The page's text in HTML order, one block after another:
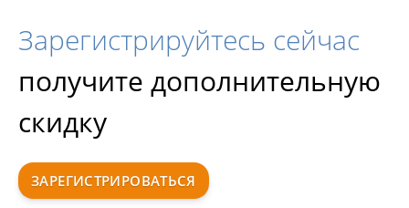
Зарегистрируйтесь сейчас
получите дополнительную
скидку
ЗАРЕГИСТРИРОВАТЬСЯ